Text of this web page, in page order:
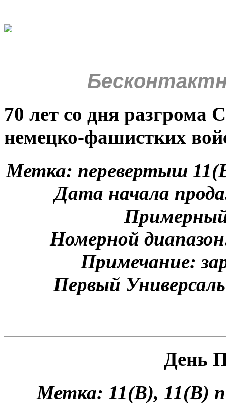
70 лет со дня разгрома
немецко-фашистких
Метка: перевертыш
Дата начала
Номерной
Примечание:
Первый
День
Метка: 11(B), 11(B)